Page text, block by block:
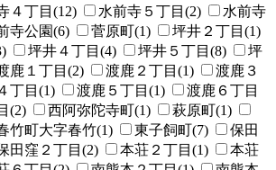
４丁目(12) 水前寺５丁目(2)
水前寺
寺公園(6) 菅原町(1)
坪井２丁目(1)
坪井４丁目(4) 坪井５丁目(8)
坪
鹿１丁目(2) 渡鹿２丁目(1)
渡鹿３
丁目(1) 渡鹿５丁目(1)
渡鹿６丁目
(2) 西阿弥陀寺町(1)
萩原町(1)
竹町大字春竹(1) 東子飼町(7)
保田
田窪２丁目(2) 本荘２丁目(1)
本荘